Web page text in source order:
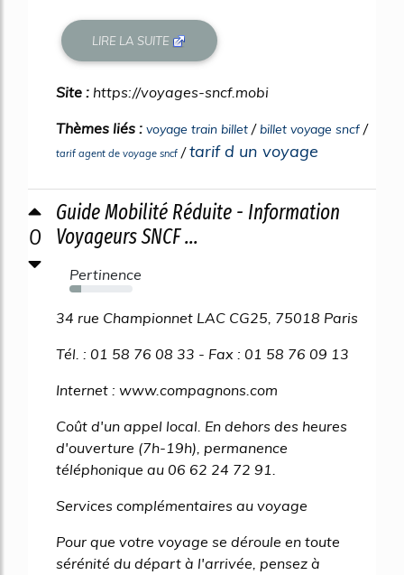
LIRE LA SUITE
Site : https://voyages-sncf.mobi
Thèmes liés : voyage train billet /billet voyage sncf /
tarif agent de voyage sncf /tarif d un voyage
0
Guide Mobilité Réduite - Information
Voyageurs SNCF ...
Pertinence
19%
34 rue Championnet LAC CG25, 75018 Paris
Tél. : 01 58 76 08 33 - Fax : 01 58 76 09 13
Internet : www.compagnons.com
Coût d'un appel local. En dehors des heures
d'ouverture (7h-19h), permanence
téléphonique au 06 62 24 72 91.
Services complémentaires au voyage
Pour que votre voyage se déroule en toute
sérénité du départ à l'arrivée, pensez à